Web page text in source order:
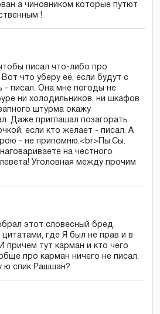
а чиновником которые путют
!
писал что-либо про
что уберу её, если будут с
- писал. Она мне погоды не
ни холодильников, ни шкафов
штурма окажу
Даже приглашал позагорать
если кто желает - писал. А
- не припомню.<br>Пы.Сы.
на честного
Уголовная между прочим
этот словесный бред.
где Я был не прав и в
причем тут карман и кто чего
про карман ничего не писал.
ю спик Рашшан?